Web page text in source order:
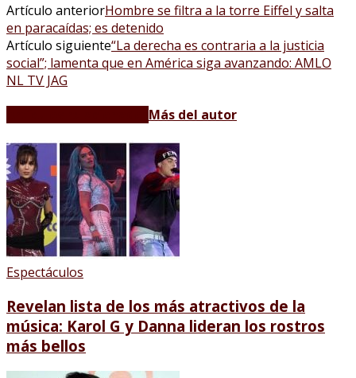
Artículo anteriorHombre se filtra a la torre Eiffel y salta
en paracaídas; es detenido
Artículo siguiente“La derecha es contraria a la justicia
social”; lamenta que en América siga avanzando: AMLO
NL TV JAG
Más del autor
Espectáculos
Revelan lista de los más atractivos de la
música: Karol G y Danna lideran los rostros
más bellos